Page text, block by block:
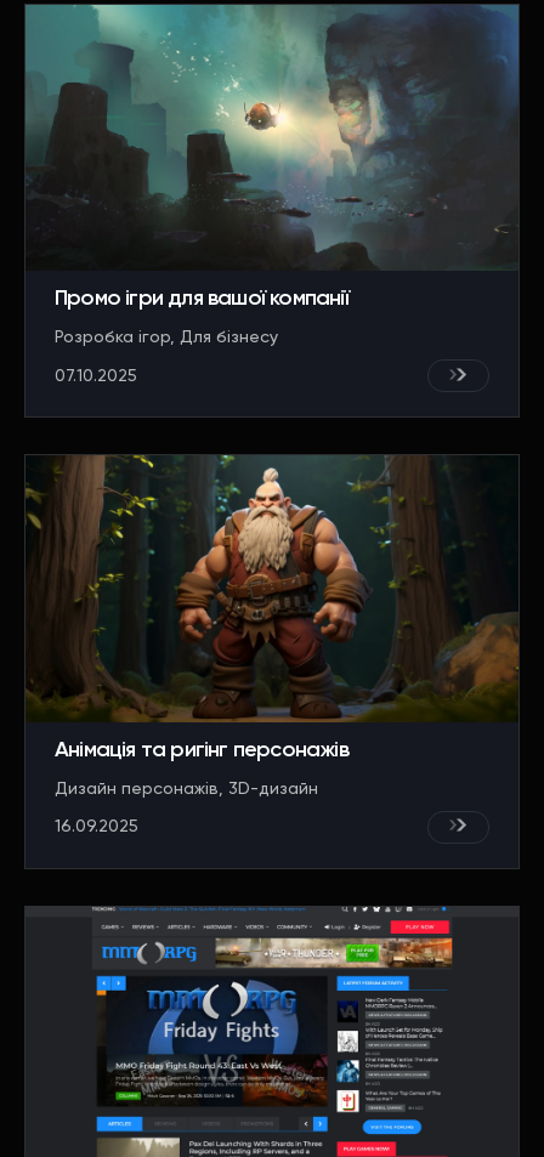
Промо ігри для вашої компанії
Розробка ігор Для бізнесу
07.10.2025
Анімація та ригінг персонажів
Дизайн персонажів 3D-дизайн
16.09.2025